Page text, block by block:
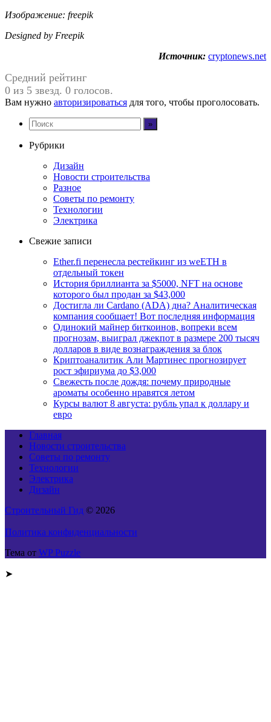
Изображение: freepik
Designed by Freepik
Источник: cryptonews.net
Средний рейтинг
0 из 5 звезд. 0 голосов.
Вам нужно авторизироваться для того, чтобы проголосовать.
Рубрики
Дизайн
Новости строительства
Разное
Советы по ремонту
Технологии
Электрика
Свежие записи
Ether.fi перенесла рестейкинг из weETH в
отдельный токен
История бриллианта за $5000, NFT на основе
которого был продан за $43,000
Достигла ли Cardano (ADA) дна? Аналитическая
компания сообщает! Вот последняя информация
Одинокий майнер биткоинов, вопреки всем
прогнозам, выиграл джекпот в размере 200 тысяч
долларов в виде вознаграждения за блок
Криптоаналитик Али Мартинес прогнозирует
рост эфириума до $3,000
Свежесть после дождя: почему природные
ароматы особенно нравятся летом
Курсы валют 8 августа: рубль упал к доллару и
евро
Главная
Новости строительства
Советы по ремонту
Технологии
Электрика
Дизайн
Строительный Гид © 2026
Политика конфиденциальности
Тема от WP Puzzle
➤